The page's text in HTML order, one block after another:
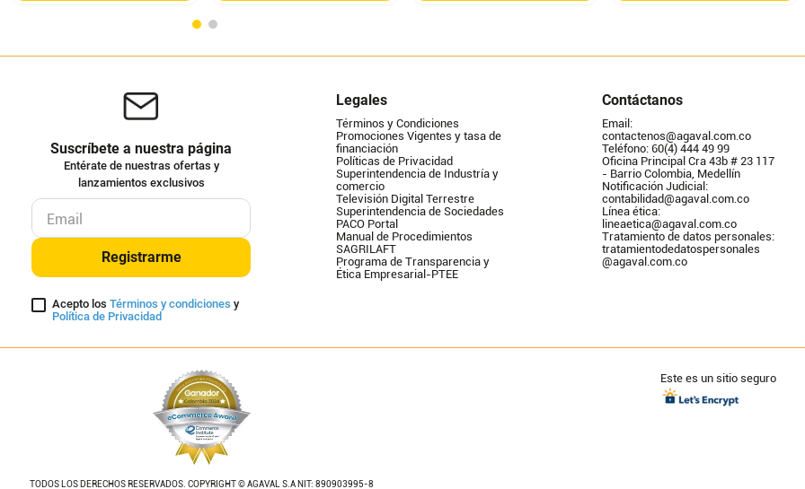
Suscríbete a nuestra página
Entérate de nuestras ofertas y
lanzamientos exclusivos
Registrarme
Acepto los Términos y condiciones y
Política de Privacidad
Legales
Términos y Condiciones
Promociones Vigentes y tasa de
financiación
Políticas de Privacidad
Superintendencia de Industría y
comercio
Televisión Digital Terrestre
Superintendencia de Sociedades
PACO Portal
Manual de Procedimientos
SAGRILAFT
Programa de Transparencia y
Ética Empresarial-PTEE
Contáctanos
Email:
contactenos@agaval.com.co
Teléfono: 60(4) 444 49 99
Oficina Principal Cra 43b # 23 117
- Barrio Colombia, Medellín
Notificación Judicial:
contabilidad@agaval.com.co
Línea ética:
lineaetica@agaval.com.co
Tratamiento de datos personales:
tratamientodedatospersonales
@agaval.com.co
TODOS LOS DERECHOS RESERVADOS. COPYRIGHT © AGAVAL S.A NIT: 890903995-8
Este es un sitio seguro